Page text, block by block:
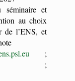
et
au choix
de l’ENS, et
;